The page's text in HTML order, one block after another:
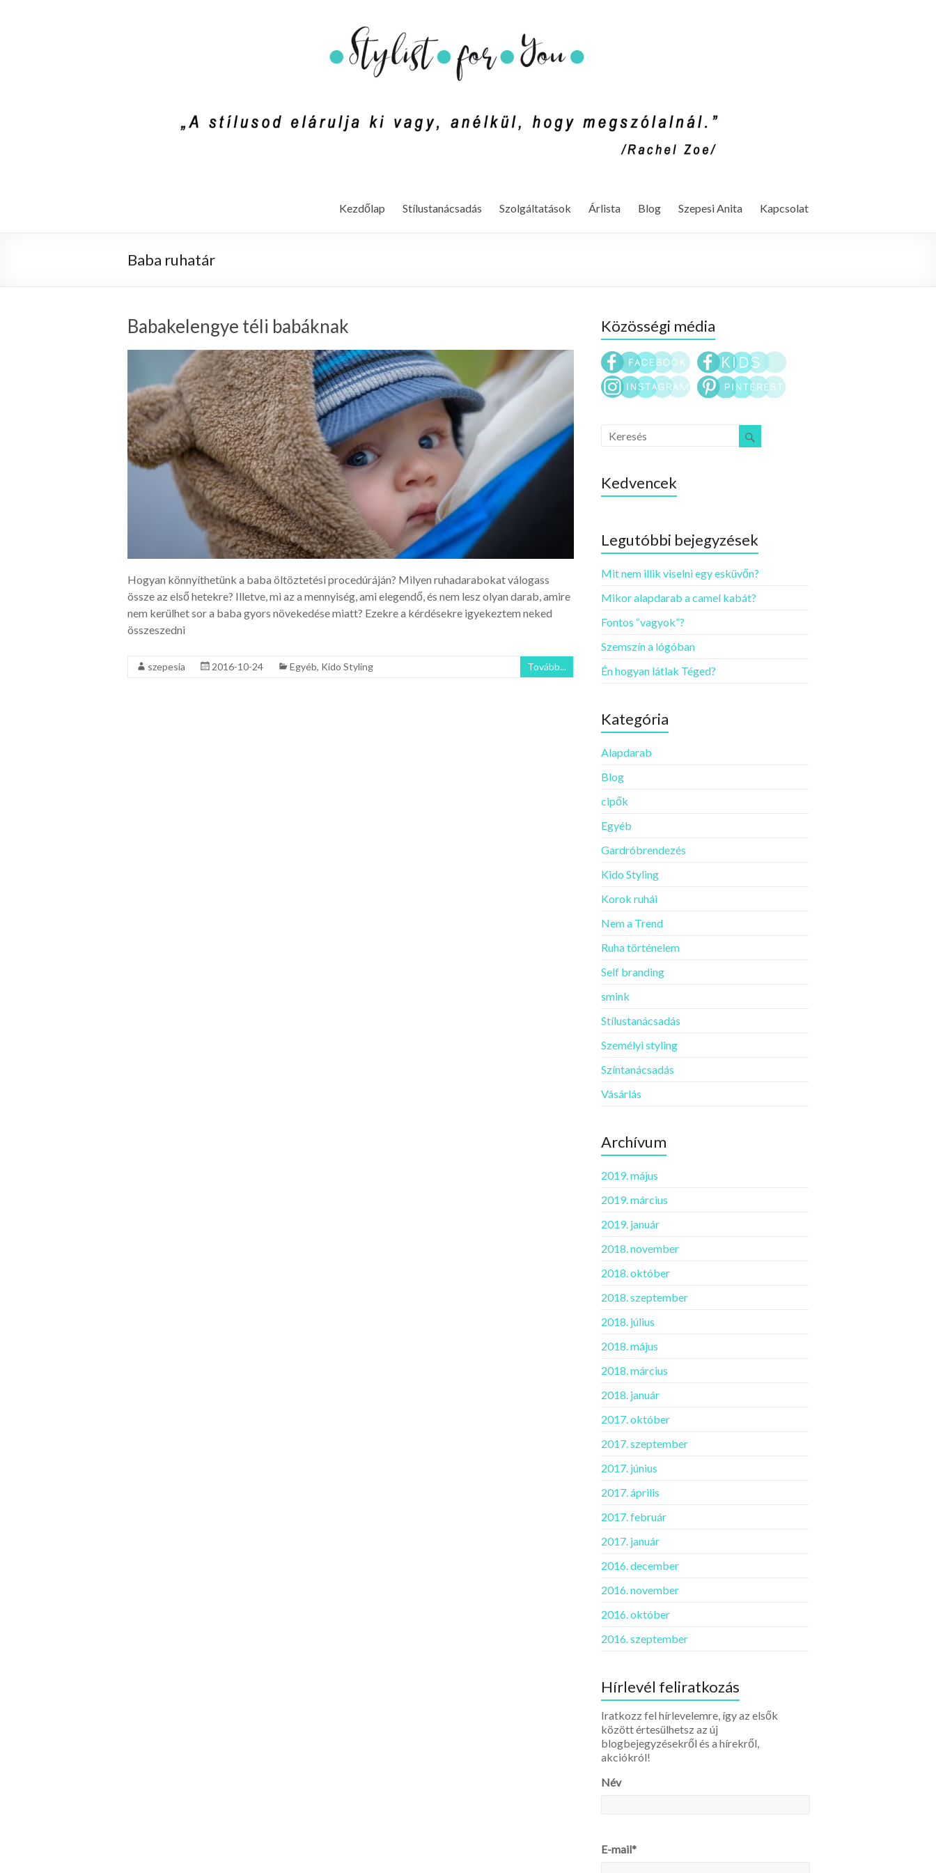
Kezdőlap
Stílustanácsadás Szolgáltatások Árlista Blog Szepesi Anita Kapcsolat
Baba ruhatár
Babakelengye téli babáknak
Hogyan könnyíthetünk a baba öltöztetési procedúráján? Milyen ruhadarabokat válogass
össze az első hetekre? Illetve, mi az a mennyiség, ami elegendő, és nem lesz olyan darab, amire
nem kerülhet sor a baba gyors növekedése miatt? Ezekre a kérdésekre igyekeztem neked
összeszedni
szepesia 2016-10-24 Egyéb, Kido Styling Tovább...
Közösségi média
Kedvencek
Legutóbbi bejegyzések
Mit nem illik viselni egy esküvőn?
Mikor alapdarab a camel kabát?
Fontos “vagyok”?
Szemszín a lógóban
Én hogyan látlak Téged?
Kategória
Alapdarab
Blog
cipők
Egyéb
Gardróbrendezés
Kido Styling
Korok ruhái
Nem a Trend
Ruha történelem
Self branding
smink
Stílustanácsadás
Személyi styling
Színtanácsadás
Vásárlás
Archívum
2019. május
2019. március
2019. január
2018. november
2018. október
2018. szeptember
2018. július
2018. május
2018. március
2018. január
2017. október
2017. szeptember
2017. június
2017. április
2017. február
2017. január
2016. december
2016. november
2016. október
2016. szeptember
Hírlevél feliratkozás
Iratkozz fel hírlevelemre, így az elsők
között értesülhetsz az új
blogbejegyzésekről és a hírekről,
akciókról!
Név
E-mail*